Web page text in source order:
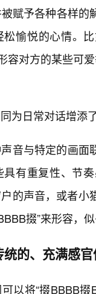
赋予各种各样
愉悦的心情。
容对方的某些可
为日常对话增添
音与特定的画面
有重复性、节
的声音，或者
掇”来形容，
的、充满感
以将“掇BBBB掇